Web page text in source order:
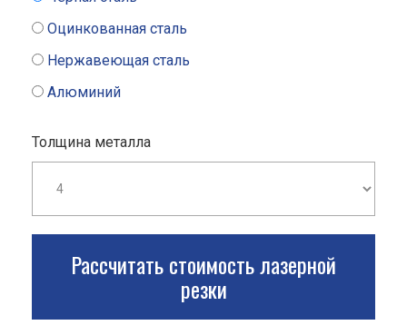
Оцинкованная сталь
Нержавеющая сталь
Алюминий
Толщина металла
Рассчитать стоимость лазерной
резки